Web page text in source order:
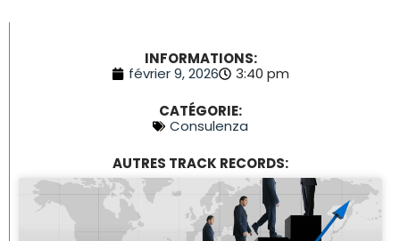
INFORMATIONS:
février 9, 2026
3:40 pm
CATÉGORIE:
Consulenza
AUTRES TRACK RECORDS: